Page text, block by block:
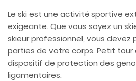
Le ski est une activité sportive
exigeante. Que vous soyez un
skieur professionnel, vous devez
parties de votre corps. Petit tour
dispositif de protection des
ligamentaires.